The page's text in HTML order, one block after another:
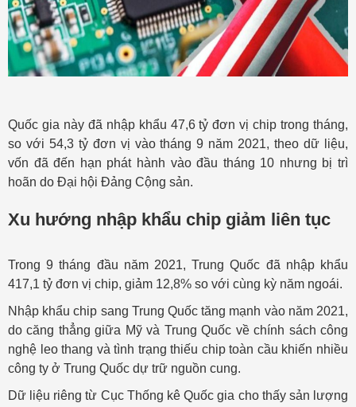
Quốc gia này đã nhập khẩu 47,6 tỷ đơn vị chip trong tháng,
so với 54,3 tỷ đơn vị vào tháng 9 năm 2021, theo dữ liệu,
vốn đã đến hạn phát hành vào đầu tháng 10 nhưng bị trì
hoãn do Đại hội Đảng Cộng sản.
Xu hướng nhập khẩu chip giảm liên tục
Trong 9 tháng đầu năm 2021, Trung Quốc đã nhập khẩu
417,1 tỷ đơn vị chip, giảm 12,8% so với cùng kỳ năm ngoái.
Nhập khẩu chip sang Trung Quốc tăng mạnh vào năm 2021,
do căng thẳng giữa Mỹ và Trung Quốc về chính sách công
nghệ leo thang và tình trạng thiếu chip toàn cầu khiến nhiều
công ty ở Trung Quốc dự trữ nguồn cung.
Dữ liệu riêng từ Cục Thống kê Quốc gia cho thấy sản lượng